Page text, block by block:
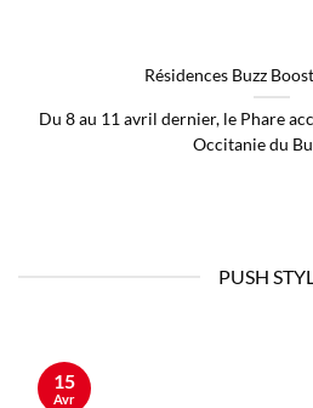
Résidences Buzz
Du 8 au 11 avril dernier, le Phare
Occitanie du
PUSH
15
Avr